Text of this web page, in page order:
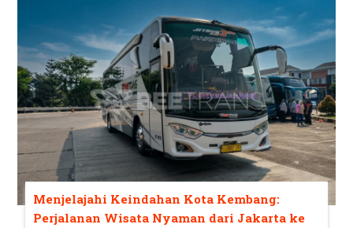
Menjelajahi Keindahan Kota Kembang:
Perjalanan Wisata Nyaman dari Jakarta ke